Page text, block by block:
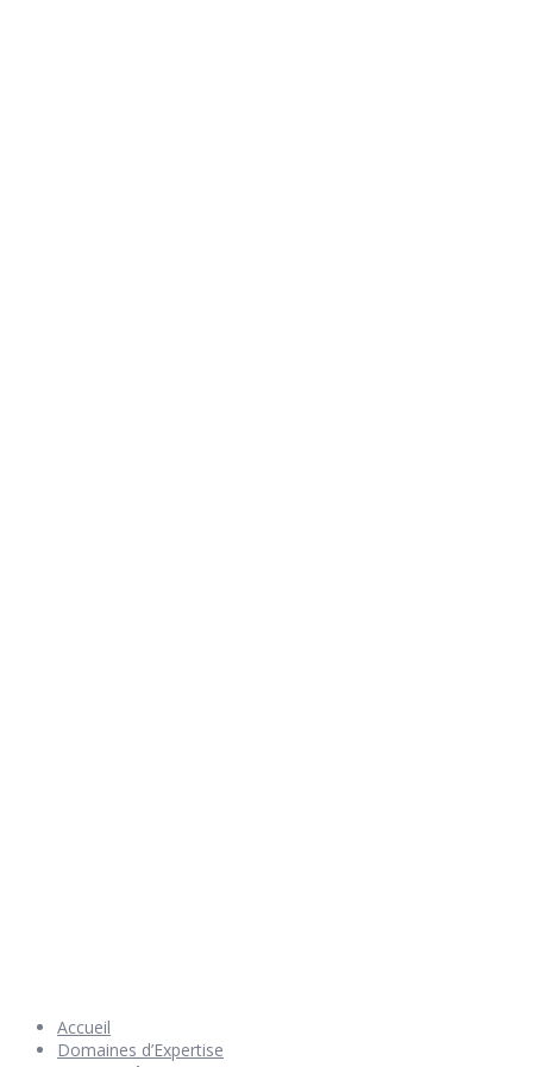
Accueil
Domaines d’Expertise